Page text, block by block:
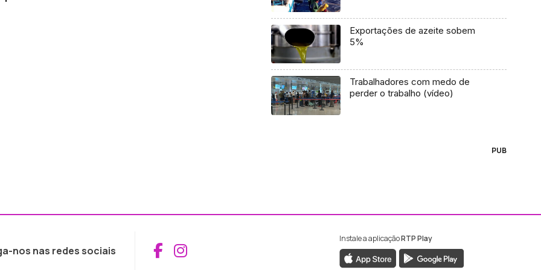
Exportações de azeite sobem
5%
Trabalhadores com medo de
perder o trabalho (vídeo)
PUB
nos nas redes sociais Aceder ao Facebook da RTP Madeira
Aceder ao Instagram da RTP Madeira
Instale a aplicaçãoRTP Play